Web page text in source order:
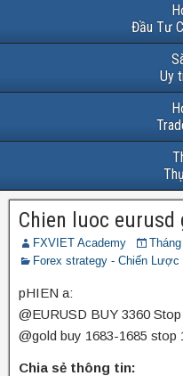
Đầu Tư
Uy
Chien luoc eurusd
FXVIET Academy
Forex strategy - Chiến Lược
pHIEN a:
@EURUSD BUY 3360
@gold buy 1683-1685 stop
Chia sẻ thông tin: